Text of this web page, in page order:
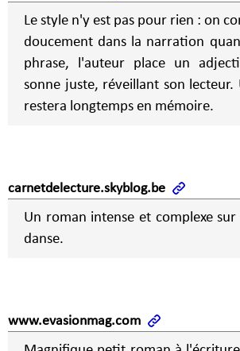
Le style n'y est pas pour rien : on
doucement dans la narration
phrase, l'auteur place un
sonne juste, réveillant son lecteur. Une lecture qui me
restera longtemps en mémoire.
carnetdelecture.skyblog.be
Un roman intense et complexe
danse.
www.evasionmag.com